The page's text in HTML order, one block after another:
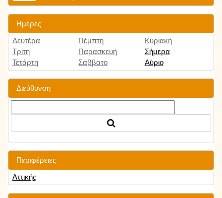
Ημέρες
Δευτέρα
Τρίτη
Τετάρτη
Πέμπτη
Παρασκευή
Σάββατο
Κυριακή
Σήμερα
Αύριο
Διεύθυνση
Περιφέρειες
Αττικής